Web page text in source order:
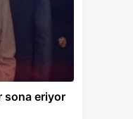
sona eriyor